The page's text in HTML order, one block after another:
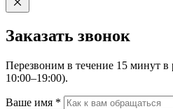
Заказать звонок
Перезвоним в течение 15 минут
10:00–19:00).
Ваше имя *